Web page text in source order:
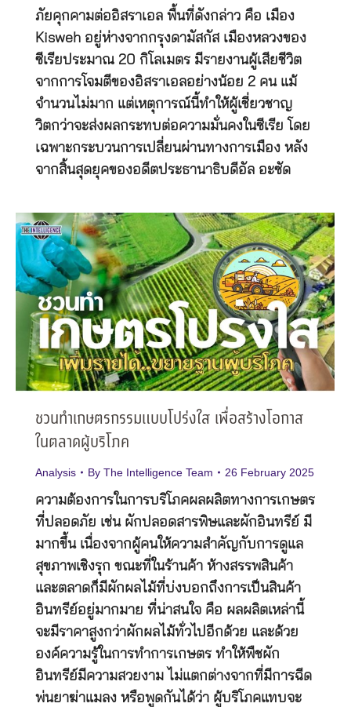
ภัยคุกคามต่ออิสราเอล พื้นที่ดังกล่าว คือ เมือง
Kisweh อยู่ห่างจากกรุงดามัสกัส เมืองหลวงของ
ซีเรียประมาณ 20 กิโลเมตร มีรายงานผู้เสียชีวิต
จากการโจมตีของอิสราเอลอย่างน้อย 2 คน แม้
จำนวนไม่มาก แต่เหตุการณ์นี้ทำให้ผู้เชี่ยวชาญ
วิตกว่าจะส่งผลกระทบต่อความมั่นคงในซีเรีย โดย
เฉพาะกระบวนการเปลี่ยนผ่านทางการเมือง หลัง
จากสิ้นสุดยุคของอดีตประธานาธิบดีอัล อะซัด
ชวนทำเกษตรกรรมแบบโปร่งใส เพื่อสร้างโอกาส
ในตลาดผู้บริโภค
Analysis By The Intelligence Team 26 February 2025
ความต้องการในการบริโภคผลผลิตทางการเกษตร
ที่ปลอดภัย เช่น ผักปลอดสารพิษและผักอินทรีย์ มี
มากขึ้น เนื่องจากผู้คนให้ความสำคัญกับการดูแล
สุขภาพเชิงรุก ขณะที่ในร้านค้า ห้างสรรพสินค้า
และตลาดก็มีผักผลไม้ที่บ่งบอกถึงการเป็นสินค้า
อินทรีย์อยู่มากมาย ที่น่าสนใจ คือ ผลผลิตเหล่านี้
จะมีราคาสูงกว่าผักผลไม้ทั่วไปอีกด้วย และด้วย
องค์ความรู้ในการทำการเกษตร ทำให้พืชผัก
อินทรีย์มีความสวยงาม ไม่แตกต่างจากที่มีการฉีด
พ่นยาฆ่าแมลง หรือพูดกันได้ว่า ผู้บริโภคแทบจะ